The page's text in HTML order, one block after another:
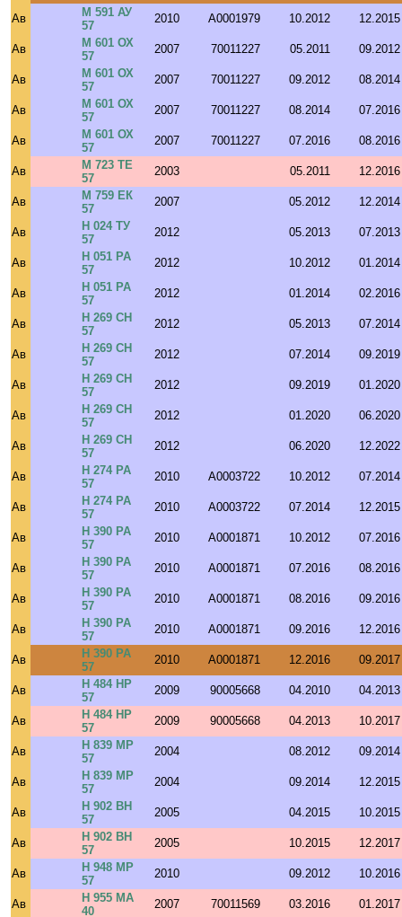
Ав
М 591 АУ
57
2010 A0001979 10.2012 12.2015
Ав
М 601 ОХ
57
2007 70011227 05.2011 09.2012
Ав
М 601 ОХ
57
2007 70011227 09.2012 08.2014
Ав
М 601 ОХ
57
2007 70011227 08.2014 07.2016
Ав
М 601 ОХ
57
2007 70011227 07.2016 08.2016
Ав
М 723 ТЕ
57
2003 05.2011 12.2016
Ав
М 759 ЕК
57
2007 05.2012 12.2014
Ав
Н 024 ТУ
57
2012 05.2013 07.2013
Ав
Н 051 РА
57
2012 10.2012 01.2014
Ав
Н 051 РА
57
2012 01.2014 02.2016
Ав
Н 269 СН
57
2012 05.2013 07.2014
Ав
Н 269 СН
57
2012 07.2014 09.2019
Ав
Н 269 СН
57
2012 09.2019 01.2020
Ав
Н 269 СН
57
2012 01.2020 06.2020
Ав
Н 269 СН
57
2012 06.2020 12.2022
Ав
Н 274 РА
57
2010 A0003722 10.2012 07.2014
Ав
Н 274 РА
57
2010 A0003722 07.2014 12.2015
Ав
Н 390 РА
57
2010 A0001871 10.2012 07.2016
Ав
Н 390 РА
57
2010 A0001871 07.2016 08.2016
Ав
Н 390 РА
57
2010 A0001871 08.2016 09.2016
Ав
Н 390 РА
57
2010 A0001871 09.2016 12.2016
Ав
Н 390 РА
57
2010 A0001871 12.2016 09.2017
Ав
Н 484 НР
57
2009 90005668 04.2010 04.2013
Ав
Н 484 НР
57
2009 90005668 04.2013 10.2017
Ав
Н 839 МР
57
2004 08.2012 09.2014
Ав
Н 839 МР
57
2004 09.2014 12.2015
Ав
Н 902 ВН
57
2005 04.2015 10.2015
Ав
Н 902 ВН
57
2005 10.2015 12.2017
Ав
Н 948 МР
57
2010 09.2012 10.2016
Ав
Н 955 МА
40
2007 70011569 03.2016 01.2017